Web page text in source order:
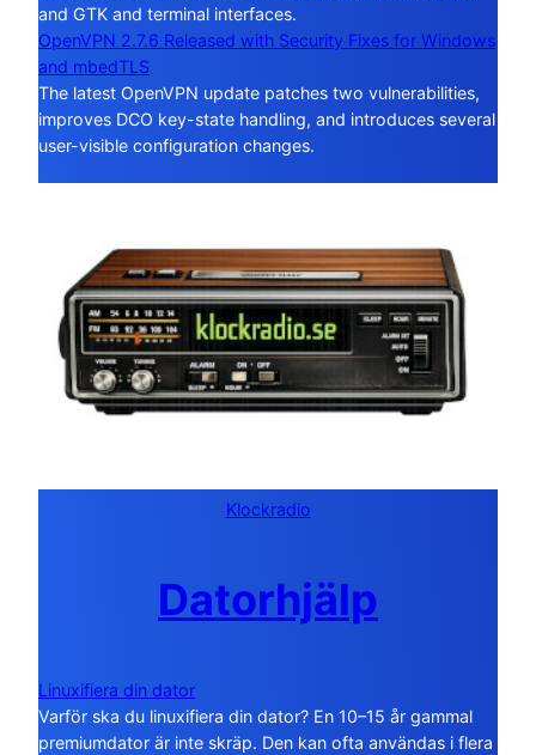
and GTK and terminal interfaces.
OpenVPN 2.7.6 Released with Security Fixes for Windows
and mbedTLS
The latest OpenVPN update patches two vulnerabilities,
improves DCO key-state handling, and introduces several
user-visible configuration changes.
Klockradio
Datorhjälp
Linuxifiera din dator
Varför ska du linuxifiera din dator? En 10–15 år gammal
premiumdator är inte skräp. Den kan ofta användas i flera